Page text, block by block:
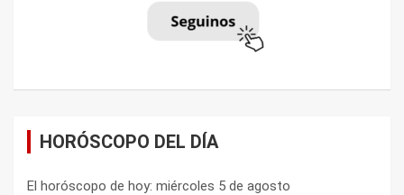
HORÓSCOPO DEL DÍA
El horóscopo de hoy: miércoles 5 de agosto